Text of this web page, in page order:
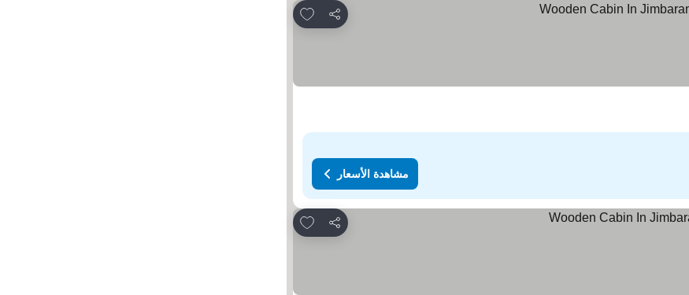
مشاركة
Add to favorites
مشاهدة الأسعار
مشاركة
Add to favorites